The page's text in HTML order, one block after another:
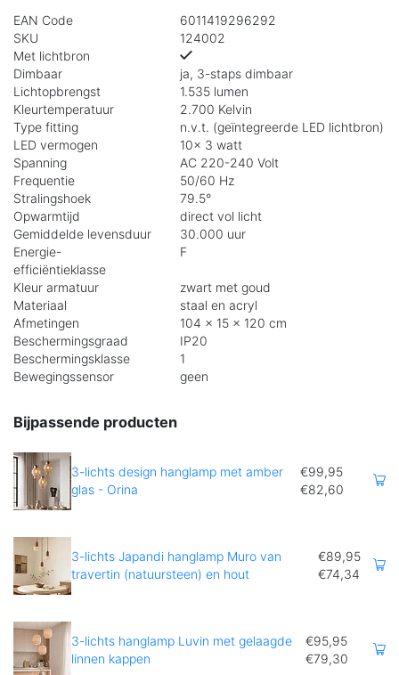
EAN Code
6011419296292
SKU
124002
Met lichtbron
Dimbaar
ja, 3-staps dimbaar
Lichtopbrengst
1.535 lumen
Kleurtemperatuur
2.700 Kelvin
Type fitting
n.v.t. (geïntegreerde LED lichtbron)
LED vermogen
10x 3 watt
Spanning
AC 220-240 Volt
Frequentie
50/60 Hz
Stralingshoek
79.5°
Opwarmtijd
direct vol licht
Gemiddelde levensduur
30.000 uur
Energie-
efficiëntieklasse
F
Kleur armatuur
zwart met goud
Materiaal
staal en acryl
Afmetingen
104 x 15 x 120 cm
Beschermingsgraad
IP20
Beschermingsklasse
1
Bewegingssensor
geen
Bijpassende producten
3-lichts design hanglamp met amber
glas - Orina
€99,95
€82,60
3-lichts Japandi hanglamp Muro van
travertin (natuursteen) en hout
€89,95
€74,34
3-lichts hanglamp Luvin met gelaagde
linnen kappen
€95,95
€79,30